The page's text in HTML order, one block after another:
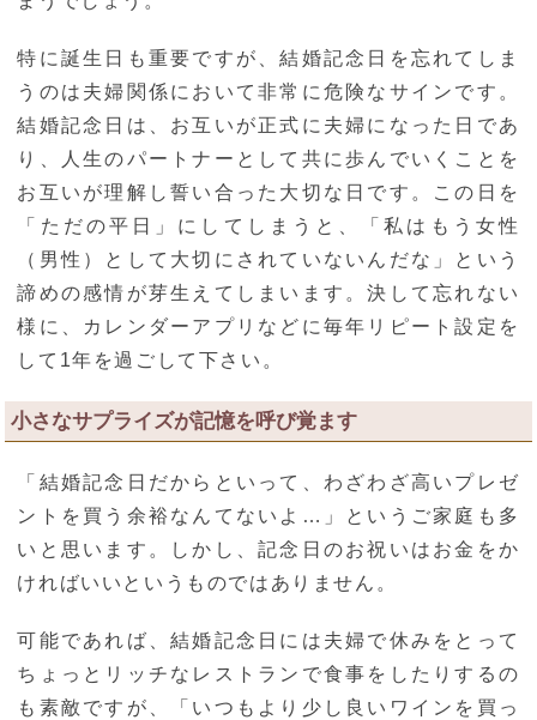
特に誕生日も重要ですが、結婚記念日を忘れてしま
うのは夫婦関係において非常に危険なサインです。
結婚記念日は、お互いが正式に夫婦になった日であ
り、人生のパートナーとして共に歩んでいくことを
お互いが理解し誓い合った大切な日です。この日を
「ただの平日」にしてしまうと、「私はもう女性
（男性）として大切にされていないんだな」という
諦めの感情が芽生えてしまいます。決して忘れない
様に、カレンダーアプリなどに毎年リピート設定を
して1年を過ごして下さい。
小さなサプライズが記憶を呼び覚ます
「結婚記念日だからといって、わざわざ高いプレゼ
ントを買う余裕なんてないよ…」というご家庭も多
いと思います。しかし、記念日のお祝いはお金をか
ければいいというものではありません。
可能であれば、結婚記念日には夫婦で休みをとって
ちょっとリッチなレストランで食事をしたりするの
も素敵ですが、「いつもより少し良いワインを買っ